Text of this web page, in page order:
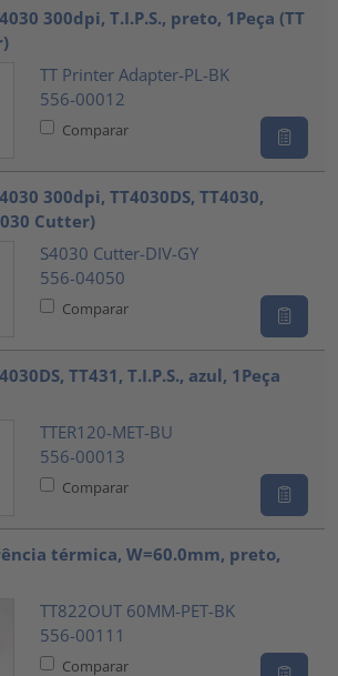
300dpi, T.I.P.S., preto, 1Peça (TT
TT Printer Adapter-PL-BK
556-00012
Comparar
300dpi, TT4030DS, TT4030,
Cutter)
S4030 Cutter-DIV-GY
556-04050
Comparar
TT431, T.I.P.S., azul, 1Peça
TTER120-MET-BU
556-00013
Comparar
térmica, W=60.0mm, preto,
TT822OUT 60MM-PET-BK
556-00111
Comparar